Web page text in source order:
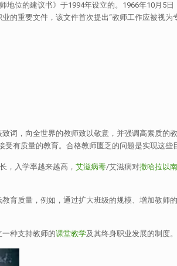
地位的建议书》于1994年设立的。1966年10月5
重要文件，该文件首次提出“教师工作应被视
致词，向全世界的教师致以敬意，并强调高素质的
有质量的教育。合格教师匮乏的问题是实现这些
，入学率越来越高，艾滋病毒/艾滋病对撒哈拉以
育质量，例如，通过扩大班级的规模、增加教师
种支持教师的课堂教学及其终身职业发展的制度。